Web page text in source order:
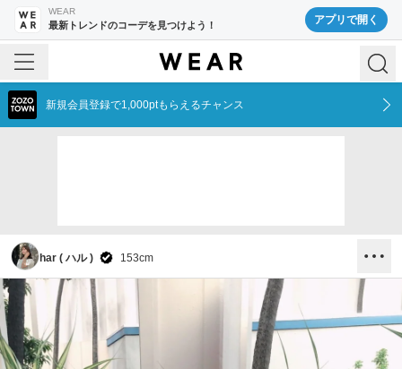
WEAR
最新トレンドのコーデを見つけよう！ アプリで開く
新規会員登録で1,000ptもらえるチャンス
har ( ハル ) 153cm